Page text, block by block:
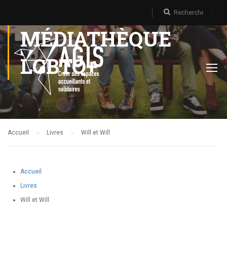
MÉDIATHÈQUE
LGBTQ+
Accueil Livres Will et Will
Accueil
Livres
Will et Will